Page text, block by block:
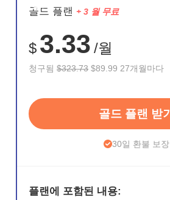
절약
72%
골드 플랜 + 3 월 무료
$ 3.33 /월
청구됨$323.73 $89.99 27개월마다
골드 플랜 받기
30일 환불 보장
플랜에 포함된 내용: